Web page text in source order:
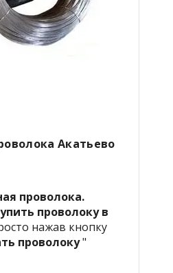
Акатьево
проволока.
проволоку в
нажав кнопку
проволоку"